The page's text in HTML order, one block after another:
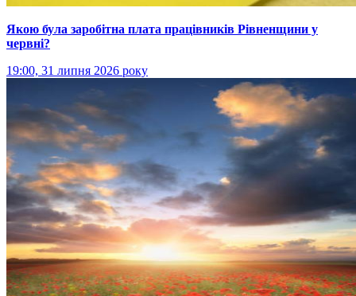
Якою була заробітна плата працівників Рівненщини у
червні?
19:00, 31 липня 2026 року